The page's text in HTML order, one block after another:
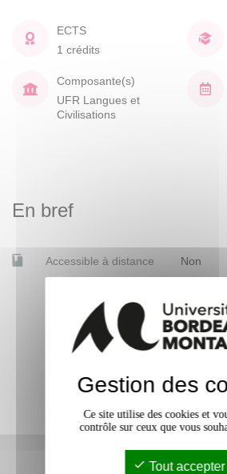
ECTS
1 crédits
Composante(s)
UFR Langues et
Civilisations
En bref
Accessible à distance Non
Gestion des
Ce site utilise des cookies et
contrôle sur ceux que vous
Tout accepter